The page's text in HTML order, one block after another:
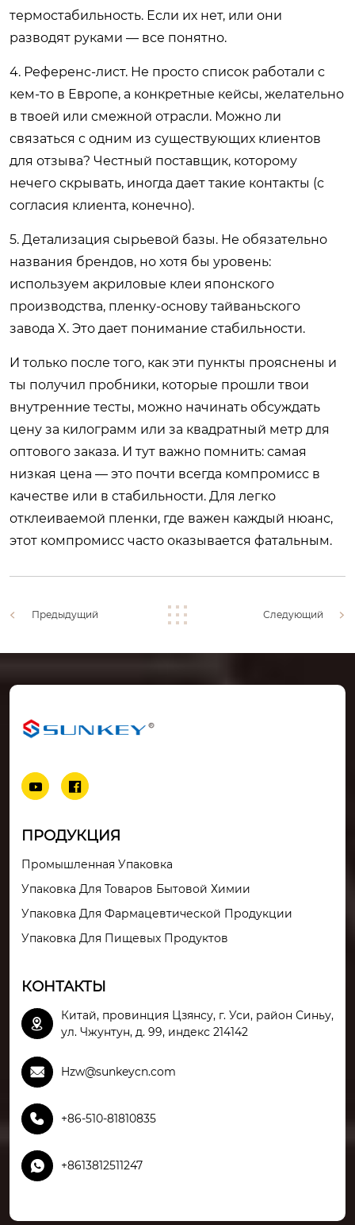
термостабильность. Если их нет, или они
разводят руками — все понятно.
4. Референс-лист. Не просто список работали с
кем-то в Европе, а конкретные кейсы, желательно
в твоей или смежной отрасли. Можно ли
связаться с одним из существующих клиентов
для отзыва? Честный поставщик, которому
нечего скрывать, иногда дает такие контакты (с
согласия клиента, конечно).
5. Детализация сырьевой базы. Не обязательно
названия брендов, но хотя бы уровень:
используем акриловые клеи японского
производства, пленку-основу тайваньского
завода X. Это дает понимание стабильности.
И только после того, как эти пункты прояснены и
ты получил пробники, которые прошли твои
внутренние тесты, можно начинать обсуждать
цену за килограмм или за квадратный метр для
оптового заказа. И тут важно помнить: самая
низкая цена — это почти всегда компромисс в
качестве или в стабильности. Для легко
отклеиваемой пленки, где важен каждый нюанс,
этот компромисс часто оказывается фатальным.
Предыдущий Следующий
 
ПРОДУКЦИЯ
Промышленная Упаковка
Упаковка Для Товаров Бытовой Химии
Упаковка Для Фармацевтической Продукции
Упаковка Для Пищевых Продуктов
КОНТАКТЫ

Китай, провинция Цзянсу, г. Уси, район Синьу,
ул. Чжунтун, д. 99, индекс 214142
 Hzw@sunkeycn.com
 +86-510-81810835
 +8613812511247